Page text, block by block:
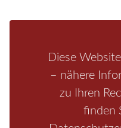
Diese
– nähere
zu Ihren
finden
Hohnstein
Mediathek